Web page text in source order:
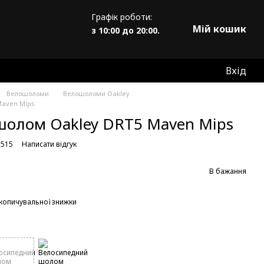
Графік роботи:
з 10:00 до 20:00.
Мій кошик
Вхід
Велошоломи
Велошоломи Oakley
Mips
Oakley DRT5 Maven Mips
Написати відгук
В бажання
знижки